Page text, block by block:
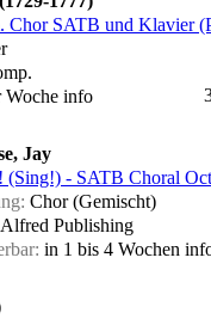
Chor SATB und Klavier
Woche info
Jay
(Sing!) - SATB Choral
Chor (Gemischt)
Alfred Publishing
in 1 bis 4 Wochen